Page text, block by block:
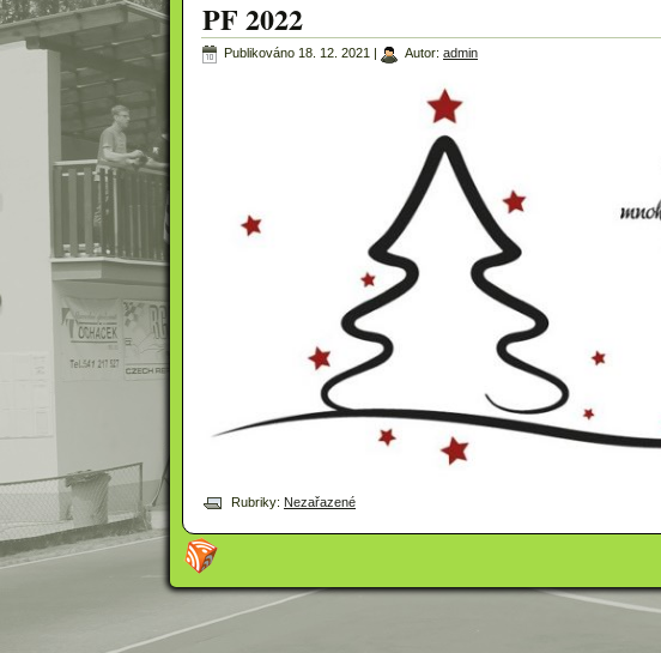
PF 2022
Publikováno 18. 12. 2021 Autor: admin
Rubriky: Nezařazené